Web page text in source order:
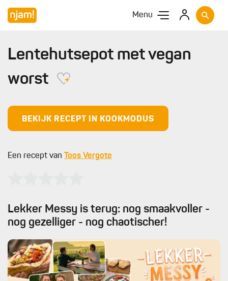
Menu
Lentehutsepot met vegan
worst
BEKIJK RECEPT IN KOOKMODUS
Een recept van Toos Vergote
Lekker Messy is terug: nog smaakvoller -
nog gezelliger - nog chaotischer!